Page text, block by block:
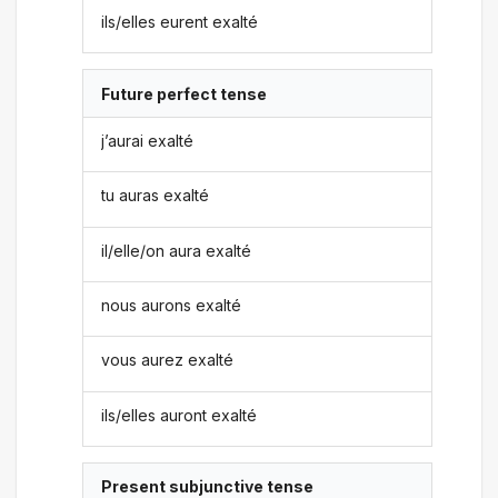
ils/elles eurent exalté
Future perfect tense
j’aurai exalté
tu auras exalté
il/elle/on aura exalté
nous aurons exalté
vous aurez exalté
ils/elles auront exalté
Present subjunctive tense